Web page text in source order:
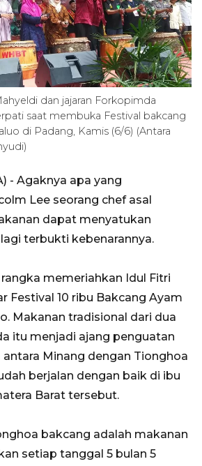
dan jajaran Forkopimda
saat membuka Festival bakcang
di Padang, Kamis (6/6) (Antara
- Agaknya apa yang
Lee seorang chef asal
dapat menyatukan
terbukti kebenarannya.
memeriahkan Idul Fitri
Festival 10 ribu Bakcang Ayam
Makanan tradisional dari dua
itu menjadi ajang penguatan
Minang dengan Tionghoa
berjalan dengan baik di ibu
Barat tersebut.
bakcang adalah makanan
setiap tanggal 5 bulan 5